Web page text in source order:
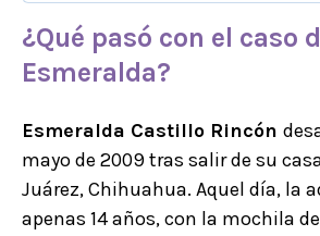
¿Qué pasó con el caso
Esmeralda?
Esmeralda Castillo Rincón
mayo de 2009 tras salir de su
Juárez, Chihuahua. Aquel día, la
apenas 14 años, con la mochila